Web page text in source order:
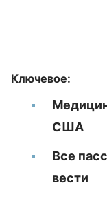
Ключевое:
США
Все
вести